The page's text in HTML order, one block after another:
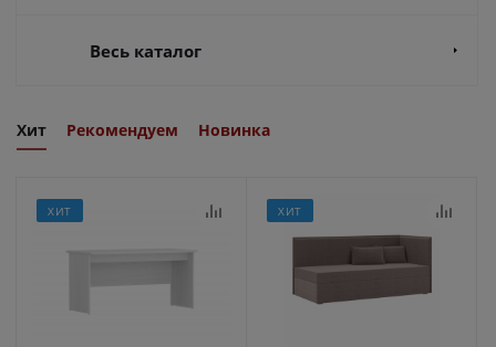
Весь каталог
Хит Рекомендуем Новинка
ХИТ ХИТ